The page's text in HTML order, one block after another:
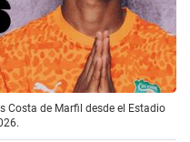
Costa de Marfil desde el Estadio